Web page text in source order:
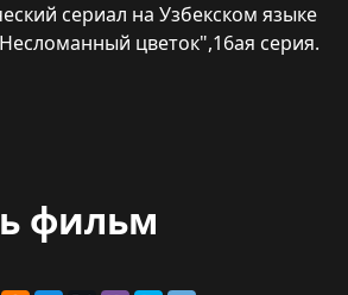
сериал на Узбекском языке
цветок",16ая серия.
фильм